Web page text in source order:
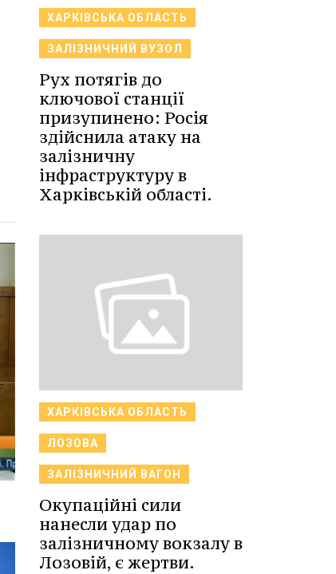
ХАРКІВСЬКА ОБЛАСТЬ
ЗАЛІЗНИЧНИЙ ВУЗОЛ
Рух потягів до
ключової станції
призупинено: Росія
здійснила атаку на
залізничну
інфраструктуру в
Харківській області.
ХАРКІВСЬКА ОБЛАСТЬ
ЛОЗОВА
ЗАЛІЗНИЧНИЙ ВАГОН
Окупаційні сили
нанесли удар по
залізничному вокзалу в
Лозовій, є жертви.